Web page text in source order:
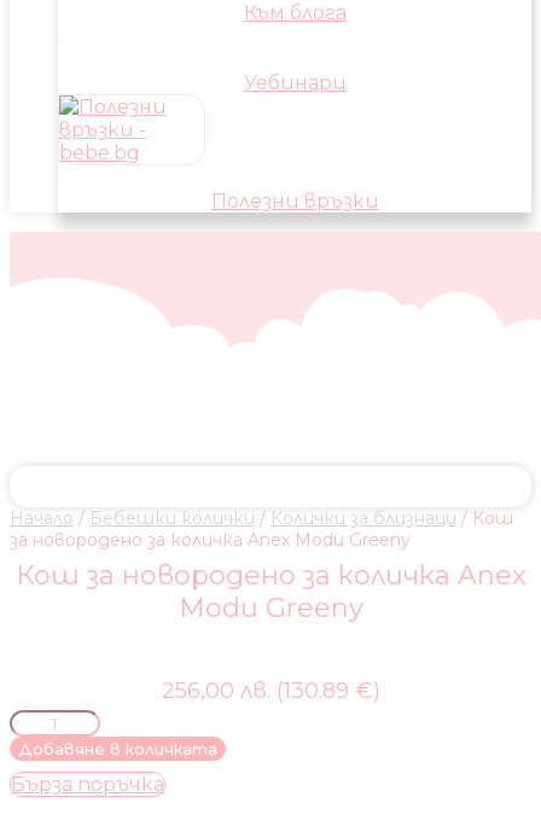
Към блога
Уебинари
Полезни връзки
Начало / Бебешки колички / Колички за близнаци / Кош
за новородено за количка Anex Modu Greeny
Кош за новородено за количка Anex
Modu Greeny
256,00 лв. (130.89 €)
количество
за
Кош
за
Добавяне в количката
Бърза поръчка